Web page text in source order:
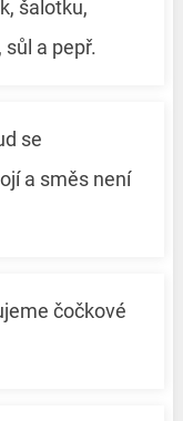
šalotku,
a pepř.
se
a směs není
čočkové